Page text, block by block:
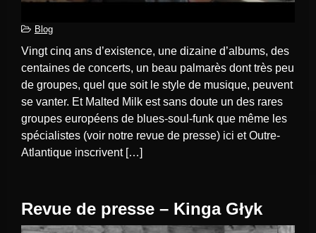
Blog
Vingt cinq ans d’existence, une dizaine d’albums, des
centaines de concerts, un beau palmarès dont très peu
de groupes, quel que soit le style de musique, peuvent
se vanter. Et Malted Milk est sans doute un des rares
groupes européens de blues-soul-funk que même les
spécialistes (voir notre revue de presse) ici et Outre-
Atlantique inscrivent […]
Revue de presse – Kinga Głyk